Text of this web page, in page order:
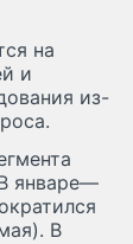
на
и
из-
январе—
В